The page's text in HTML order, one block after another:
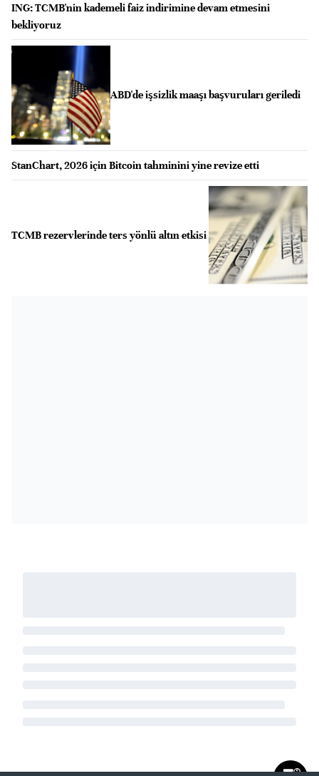
ING: TCMB'nin kademeli faiz indirimine devam etmesini
bekliyoruz
ABD'de işsizlik maaşı başvuruları geriledi
StanChart, 2026 için Bitcoin tahminini yine revize etti
TCMB rezervlerinde ters yönlü altın etkisi